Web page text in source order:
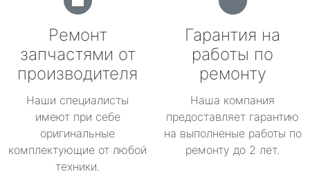
Ремонт
запчастями от
производителя
Наши специалисты
имеют при себе
оригинальные
комплектующие от любой
техники.
Гарантия на
работы по
ремонту
Наша компания
предоставляет гарантию
на выполненые работы по
ремонту до 2 лет.